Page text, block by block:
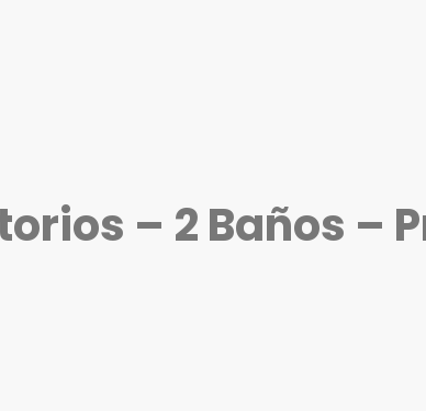
– 2 Baños –